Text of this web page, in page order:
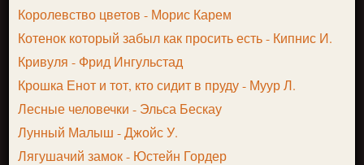
Королевство цветов - Морис Карем
Котенок который забыл как просить есть - Кипнис И.
Кривуля - Фрид Ингульстад
Крошка Енот и тот, кто сидит в пруду - Муур Л.
Лесные человечки - Эльса Бескау
Лунный Малыш - Джойс У.
Лягушачий замок - Юстейн Гордер